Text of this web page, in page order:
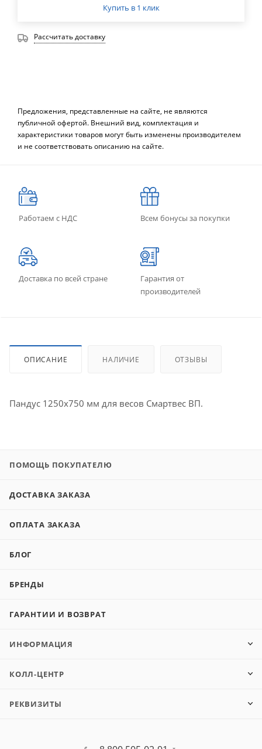
Купить в 1 клик
Рассчитать доставку
Предложения, представленные на сайте, не являются
публичной офертой. Внешний вид, комплектация и
характеристики товаров могут быть изменены производителем
и не соответствовать описанию на сайте.
Работаем с НДС Всем бонусы за покупки
Доставка по всей стране
Гарантия от
производителей
ОПИСАНИЕ НАЛИЧИЕ ОТЗЫВЫ
Пандус 1250х750 мм для весов Смартвес ВП.
ПОМОЩЬ ПОКУПАТЕЛЮ
ДОСТАВКА ЗАКАЗА
ОПЛАТА ЗАКАЗА
БЛОГ
БРЕНДЫ
ГАРАНТИИ И ВОЗВРАТ
ИНФОРМАЦИЯ
КОЛЛ-ЦЕНТР
РЕКВИЗИТЫ